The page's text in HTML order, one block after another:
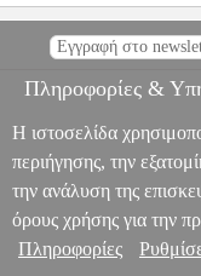
TEL.205335
Πληροφορίες &
Η ιστοσελίδα
περιήγησης, την
την ανάλυση της
όρους χρήσης για την
Πληροφορίες